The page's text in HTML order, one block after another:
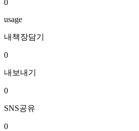
0
usage
내책장담기
0
내보내기
0
SNS공유
0